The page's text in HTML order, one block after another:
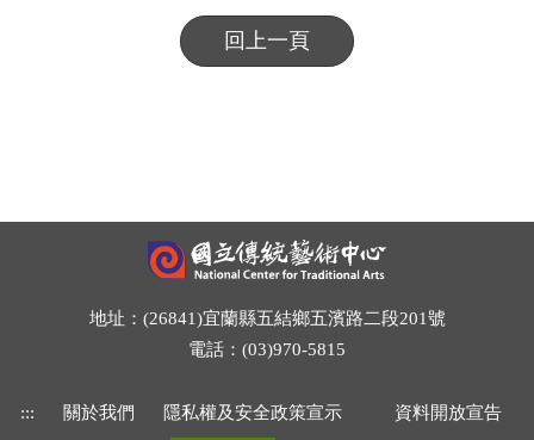
回上一頁
地址：(26841)宜蘭縣五結鄉五濱路二段201號
電話：(03)970-5815
::: 關於我們 隱私權及安全政策宣示 資料開放宣告